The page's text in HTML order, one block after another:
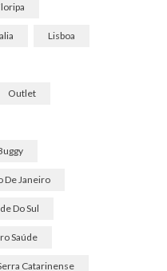
Lisboa
Outlet
De Janeiro
Do Sul
Saúde
Catarinense